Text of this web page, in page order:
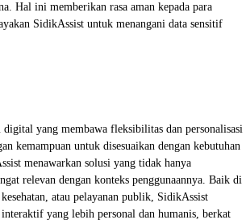
Hal ini memberikan rasa aman kepada para
SidikAssist untuk menangani data sensitif
digital yang membawa fleksibilitas dan personalisasi
kemampuan untuk disesuaikan dengan kebutuhan
menawarkan solusi yang tidak hanya
relevan dengan konteks penggunaannya. Baik di
atau pelayanan publik, SidikAssist
yang lebih personal dan humanis, berkat